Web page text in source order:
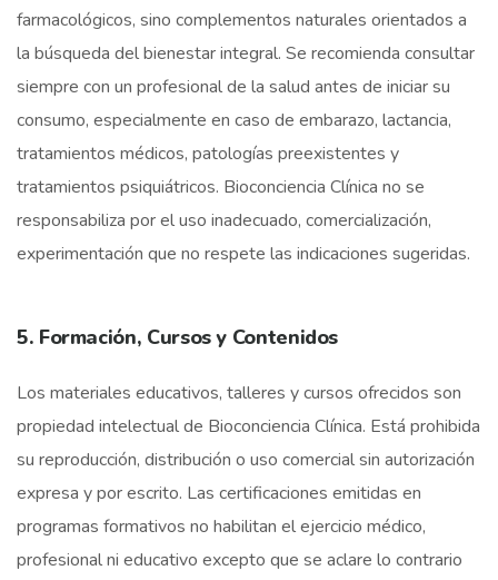
farmacológicos, sino complementos naturales orientados a
la búsqueda del bienestar integral. Se recomienda consultar
siempre con un profesional de la salud antes de iniciar su
consumo, especialmente en caso de embarazo, lactancia,
tratamientos médicos, patologías preexistentes y
tratamientos psiquiátricos. Bioconciencia Clínica no se
responsabiliza por el uso inadecuado, comercialización,
experimentación que no respete las indicaciones sugeridas.
5. Formación, Cursos y Contenidos
Los materiales educativos, talleres y cursos ofrecidos son
propiedad intelectual de Bioconciencia Clínica. Está prohibida
su reproducción, distribución o uso comercial sin autorización
expresa y por escrito. Las certificaciones emitidas en
programas formativos no habilitan el ejercicio médico,
profesional ni educativo excepto que se aclare lo contrario